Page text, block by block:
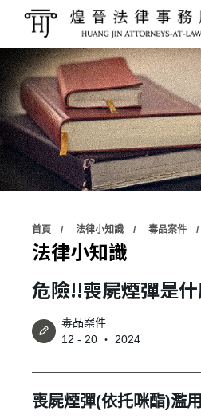
首頁 法律小知識 毒品案件
法律小知識
危險!!喪屍煙彈是
毒品案件
12 - 20 ‧ 2024
喪屍煙彈(依托咪酯)濫